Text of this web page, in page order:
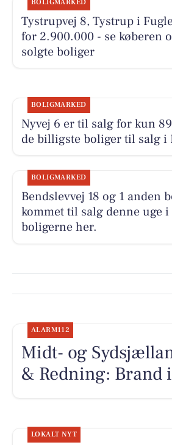
BOLIGMARKED
Tystrupvej 8, Tystrup i
for 2.900.000 - se køberen
solgte boliger
BOLIGMARKED
Nyvej 6 er til salg for kun
de billigste boliger til salg i
BOLIGMARKED
Bendslevvej 18 og 1 anden
kommet til salg denne uge
boligerne her.
ALARM112
Midt- og
& Redning: Brand
LOKALT NYT